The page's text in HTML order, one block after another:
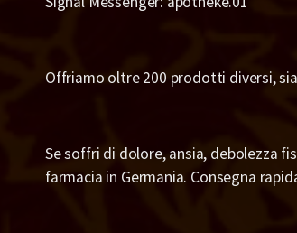
Offriamo oltre 200 prodotti diversi,
Se soffri di dolore, ansia, debolezza
farmacia in Germania. Consegna